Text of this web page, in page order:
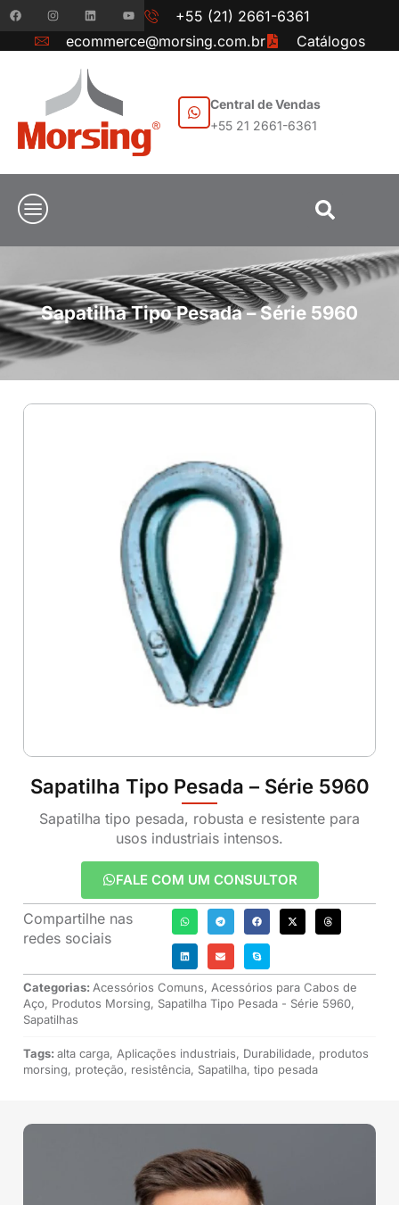
+55 (21) 2661-6361
ecommerce@morsing.com.br
Catálogos
Central de Vendas
+55 21 2661-6361
Sapatilha Tipo Pesada – Série 5960
Sapatilha Tipo Pesada – Série 5960
Sapatilha tipo pesada, robusta e resistente para
usos industriais intensos.
FALE COM UM CONSULTOR
Compartilhe nas
redes sociais
Categorias: Acessórios Comuns, Acessórios para Cabos de
Aço, Produtos Morsing, Sapatilha Tipo Pesada - Série 5960,
Sapatilhas
Tags: alta carga, Aplicações industriais, Durabilidade, produtos
morsing, proteção, resistência, Sapatilha, tipo pesada